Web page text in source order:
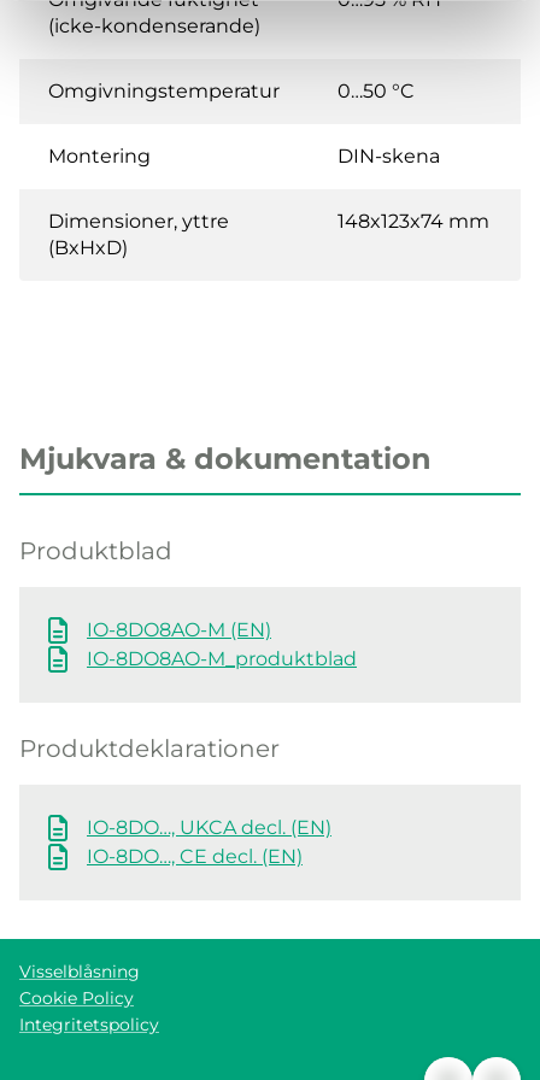
(icke-kondenserande)
Omgivningstemperatur 0…50 °C
Montering DIN-skena
Dimensioner, yttre
(BxHxD)
148x123x74 mm
Mjukvara & dokumentation
Produktblad
IO-8DO8AO-M (EN)
IO-8DO8AO-M_produktblad
Produktdeklarationer
IO-8DO…, UKCA decl. (EN)
IO-8DO…, CE decl. (EN)
Visselblåsning
Cookie Policy
Integritetspolicy